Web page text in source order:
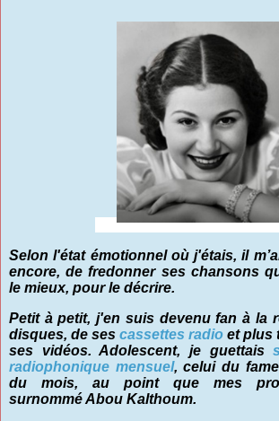
Selon l'état émotionnel où j'étais, il
encore, de fredonner ses chansons
le mieux, pour le décrire.
Petit à petit, j'en suis devenu fan à la
disques, de ses cassettes radio et plus
ses vidéos. Adolescent, je guettais
radiophonique mensuel, celui du
du mois, au point que mes
surnommé Abou Kalthoum.